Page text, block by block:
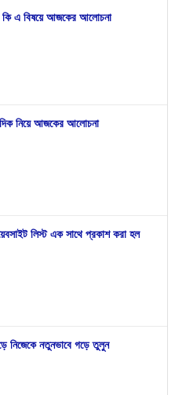
এ বিষয়ে আজকের আলোচনা
নিয়ে আজকের আলোচনা
লিস্ট এক সাথে প্রকাশ করা হল
নিজেকে নতুনভাবে গড়ে তুলুন